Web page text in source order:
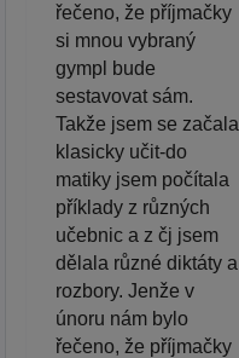
řečeno, že příjmačky
si mnou vybraný
gympl bude
sestavovat sám.
Takže jsem se začala
klasicky učit-do
matiky jsem počítala
příklady z různých
učebnic a z čj jsem
dělala různé diktáty a
rozbory. Jenže v
únoru nám bylo
řečeno, že příjmačky